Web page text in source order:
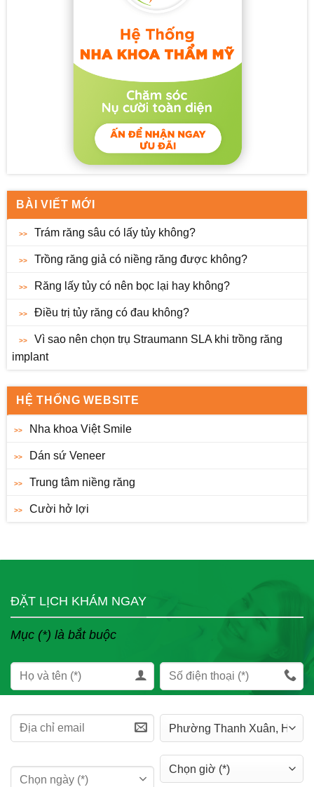
BÀI VIẾT MỚI
Trám răng sâu có lấy tủy không?
Trồng răng giả có niềng răng được không?
Răng lấy tủy có nên bọc lại hay không?
Điều trị tủy răng có đau không?
Vì sao nên chọn trụ Straumann SLA khi trồng răng
implant
HỆ THỐNG WEBSITE
Nha khoa Việt Smile
Dán sứ Veneer
Trung tâm niềng răng
Cười hở lợi
ĐẶT LỊCH KHÁM NGAY
Mục (*) là bắt buộc